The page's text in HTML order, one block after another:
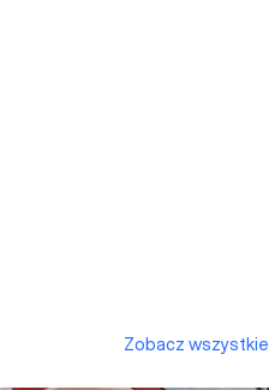
Zobacz wszystkie